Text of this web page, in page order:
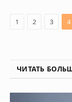
1 2 3 4
ЧИТАТЬ